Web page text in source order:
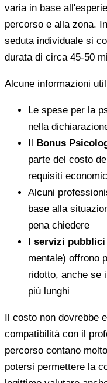
varia in base
percorso e alla zona.
seduta individuale si
durata di circa 45-50
Alcune informazioni
Le spese per la
nella
Il Bonus
parte del costo
requisiti
Alcuni
base alla
pena chiedere
I servizi pubblici
mentale) offrono
ridotto, anche se
più lunghi
Il costo non dovrebbe
compatibilità con il
percorso contano
potersi permettere la